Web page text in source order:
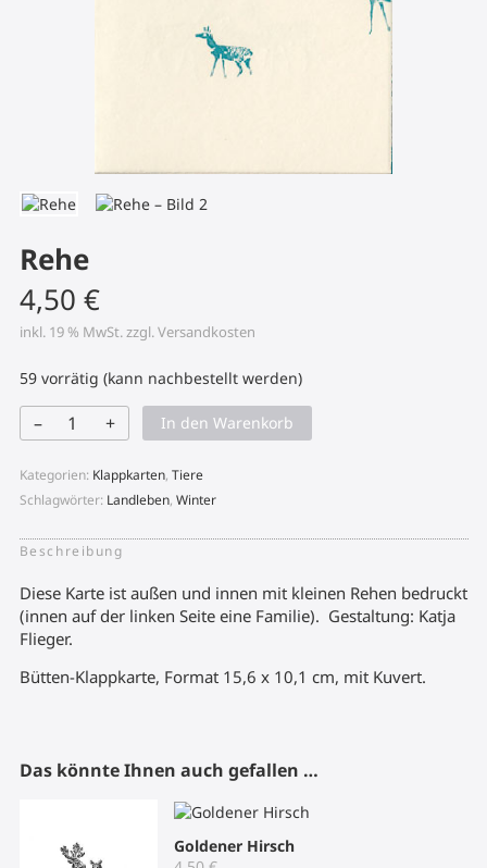
Rehe
4,50 €
inkl. 19 % MwSt.zzgl.Versandkosten
59 vorrätig (kann nachbestellt werden)
–
Rehe
Menge
+ In den Warenkorb
Kategorien: Klappkarten, Tiere
Schlagwörter: Landleben, Winter
Beschreibung
Diese Karte ist außen und innen mit kleinen Rehen bedruckt
(innen auf der linken Seite eine Familie). Gestaltung: Katja
Flieger.
Bütten-Klappkarte, Format 15,6 x 10,1 cm, mit Kuvert.
Das könnte Ihnen auch gefallen …
Goldener Hirsch